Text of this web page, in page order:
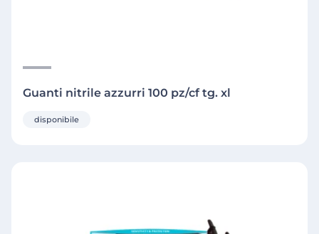
Guanti nitrile azzurri 100 pz/cf tg. xl
disponibile